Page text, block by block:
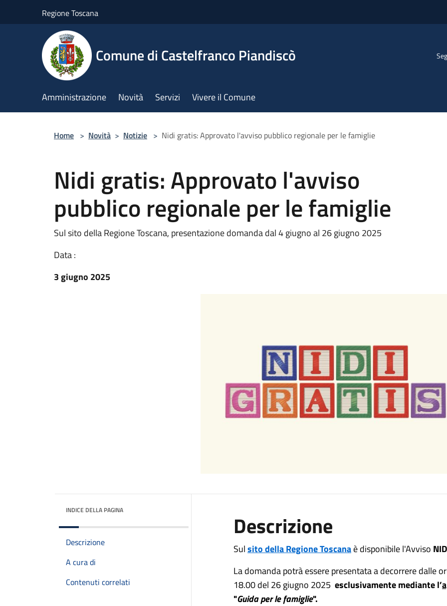
Regione Toscana
Comune di Castelfranco Piandiscò
Amministrazione Novità Servizi Vivere il Comune
Home > Novità > Notizie > Nidi gratis: Approvato l'avviso pubblico regionale per le famiglie
Nidi gratis: Approvato l'avviso
pubblico regionale per le famiglie
Sul sito della Regione Toscana, presentazione domanda dal 4 giugno al 26 giugno 2025
Data :
3 giugno 2025
INDICE DELLA PAGINA
Descrizione
A cura di
Contenuti correlati
Descrizione
Sulsito della Regione Toscanaè disponibile l'Avviso
La domanda potrà essere presentata a decorrere dalle
18.00 del 26 giugno 2025 esclusivamente mediante l’
"Guida per le famiglie".